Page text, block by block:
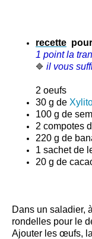
recette
1 point la
🔷 il vous
2 oeufs
30 g de
100 g de
2 compotes
220 g de
1 sachet de
20 g de
Dans un saladier,
rondelles pour le
Ajouter les œufs,